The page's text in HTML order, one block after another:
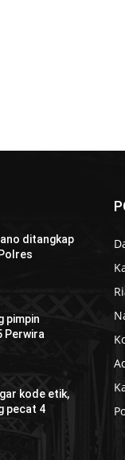
ditangkap
pimpin
Perwira
kode etik,
pecat 4